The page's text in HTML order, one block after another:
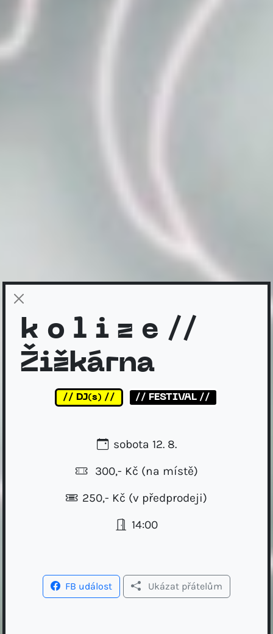
k o l i z e //
Žižkárna
// DJ(s) // // FESTIVAL //
sobota 12. 8.
300,- Kč (na místě)
250,- Kč (v předprodeji)
14:00
FB událost Ukázat přátelům